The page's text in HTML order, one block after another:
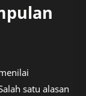
satu alasan